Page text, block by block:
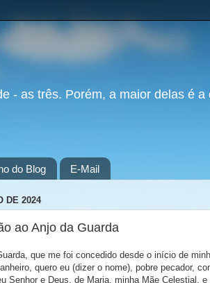
- as três. Porém, a maior delas é a
do Blog E-Mail
DE 2024
ao Anjo da Guarda
que me foi concedido desde o início de
quero eu (dizer o nome), pobre pecador,
Senhor e Deus, de Maria, minha Mãe Celestial,